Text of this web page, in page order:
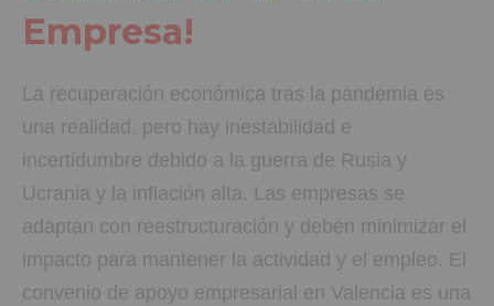
Empresa!
La recuperación económica tras la pandemia es
una realidad, pero hay inestabilidad e
incertidumbre debido a la guerra de Rusia y
Ucrania y la inflación alta. Las empresas se
adaptan con reestructuración y deben minimizar el
impacto para mantener la actividad y el empleo. El
convenio de apoyo empresarial en Valencia es una